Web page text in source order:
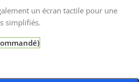
un écran tactile pour une
simplifiés.